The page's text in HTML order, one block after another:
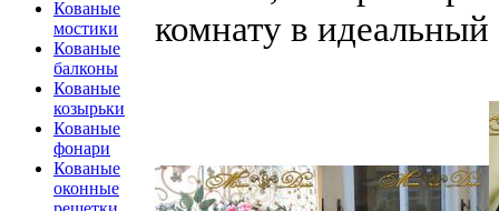
Кованые
мостики
Кованые
балконы
Кованые
козырьки
Кованые
фонари
Кованые
оконные
комнату в идеальный